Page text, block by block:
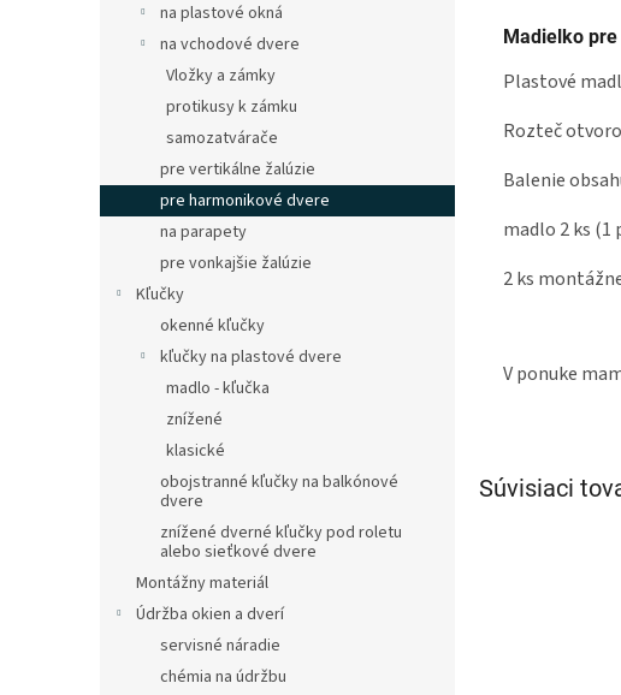
na plastové okná
na vchodové dvere
Vložky a zámky
protikusy k zámku
samozatvárače
pre vertikálne žalúzie
pre harmonikové dvere
na parapety
pre vonkajšie žalúzie
Kľučky
okenné kľučky
kľučky na plastové dvere
madlo - kľučka
znížené
klasické
obojstranné kľučky na balkónové
dvere
znížené dverné kľučky pod roletu
alebo sieťkové dvere
Montážny materiál
Údržba okien a dverí
servisné náradie
chémia na údržbu
Súvisiaci
Madielko
Plastové
Rozteč
Balenie
madlo 2 ks (1
2 ks
V ponuke